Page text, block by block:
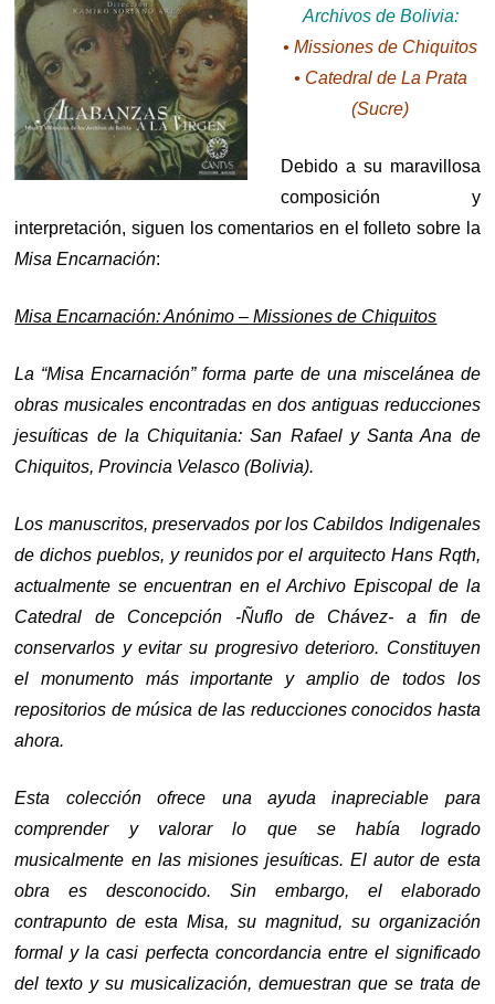
Archivos de Bolivia:
• Missiones de Chiquitos
• Catedral de La Prata
(Sucre)
Debido a su maravillosa
composición y
interpretación, siguen los comentarios en el folleto sobre la
Misa Encarnación:
Misa Encarnación: Anónimo – Missiones de Chiquitos
La “Misa Encarnación” forma parte de una miscelánea de
obras musicales encontradas en dos antiguas reducciones
jesuíticas de la Chiquitania: San Rafael y Santa Ana de
Chiquitos, Provincia Velasco (Bolivia).
Los manuscritos, preservados por los Cabildos Indigenales
de dichos pueblos, y reunidos por el arquitecto Hans Rqth,
actualmente se encuentran en el Archivo Episcopal de la
Catedral de Concepción -Ñuflo de Chávez- a fin de
conservarlos y evitar su progresivo deterioro. Constituyen
el monumento más importante y amplio de todos los
repositorios de música de las reducciones conocidos hasta
ahora.
Esta colección ofrece una ayuda inapreciable para
comprender y valorar lo que se había logrado
musicalmente en las misiones jesuíticas. El autor de esta
obra es desconocido. Sin embargo, el elaborado
contrapunto de esta Misa, su magnitud, su organización
formal y la casi perfecta concordancia entre el significado
del texto y su musicalización, demuestran que se trata de